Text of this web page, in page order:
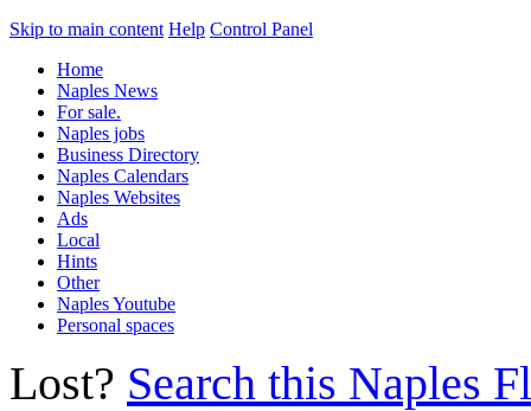
Skip to main content Help Control Panel
Home
Naples News
For sale.
Naples jobs
Business Directory
Naples Calendars
Naples Websites
Ads
Local
Hints
Other
Naples Youtube
Personal spaces
Lost? Search this Naples